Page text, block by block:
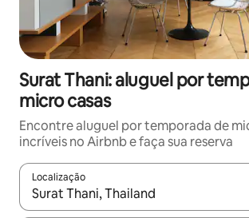
Surat Thani: aluguel por
micro casas
Encontre aluguel por temporada de
incríveis no Airbnb e faça sua reserva
Localização
Quando os resultados estiverem